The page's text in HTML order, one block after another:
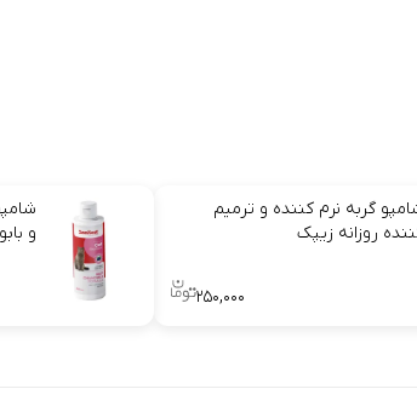
گربه نرم کننده و ترمیم
روزانه زیپک
۲۵۰,۰۰۰
و